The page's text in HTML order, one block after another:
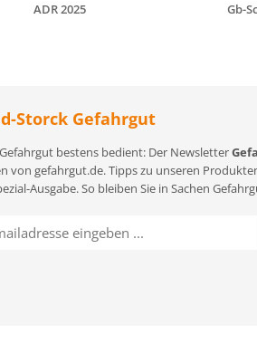
ADR 2025 Gb-
Storck Gefahrgut
bestens bedient: Der Newsletter
von gefahrgut.de. Tipps zu unseren
Ausgabe. So bleiben Sie in Sachen